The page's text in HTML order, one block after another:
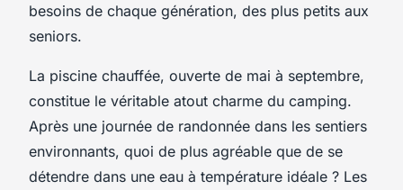
besoins de chaque génération, des plus petits aux
seniors.
La piscine chauffée, ouverte de mai à septembre,
constitue le véritable atout charme du camping.
Après une journée de randonnée dans les sentiers
environnants, quoi de plus agréable que de se
détendre dans une eau à température idéale ? Les